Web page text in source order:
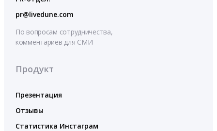
pr@livedune.com
По вопросам сотрудничества,
комментариев для СМИ
Продукт
Презентация
Отзывы
Статистика Инстаграм